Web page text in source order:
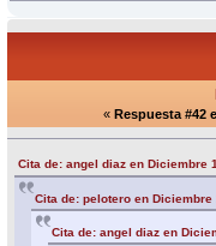
« Respuesta #42
Cita de: angel diaz en Diciembre
Cita de: pelotero en Diciembre
Cita de: angel diaz en